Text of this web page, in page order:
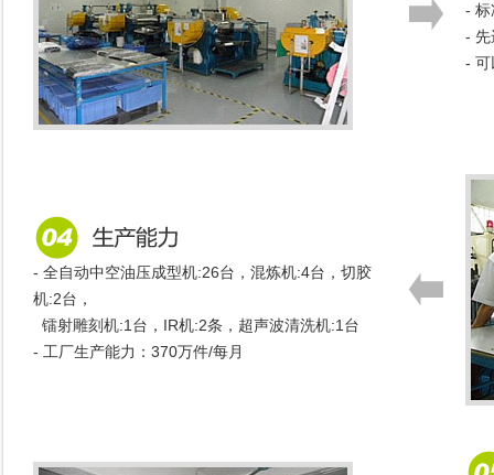
- 标
- 先
- 可
- 全自动中空油压成型机:26台，混炼机:4台，切胶
机:2台，
镭射雕刻机:1台，IR机:2条，超声波清洗机:1台
- 工厂生产能力：370万件/每月